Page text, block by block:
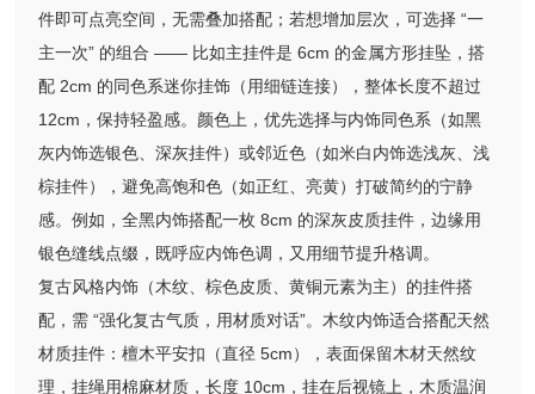
件即可点亮空间，无需叠加搭配；若想增加层次，可选择 “一
主一次” 的组合 —— 比如主挂件是 6cm 的金属方形挂坠，搭
配 2cm 的同色系迷你挂饰（用细链连接），整体长度不超过
12cm，保持轻盈感。颜色上，优先选择与内饰同色系（如黑
灰内饰选银色、深灰挂件）或邻近色（如米白内饰选浅灰、浅
棕挂件），避免高饱和色（如正红、亮黄）打破简约的宁静
感。例如，全黑内饰搭配一枚 8cm 的深灰皮质挂件，边缘用
银色缝线点缀，既呼应内饰色调，又用细节提升格调。
复古风格内饰（木纹、棕色皮质、黄铜元素为主）的挂件搭
配，需 “强化复古气质，用材质对话”。木纹内饰适合搭配天然
材质挂件：檀木平安扣（直径 5cm），表面保留木材天然纹
理，挂绳用棉麻材质，长度 10cm，挂在后视镜上，木质温润